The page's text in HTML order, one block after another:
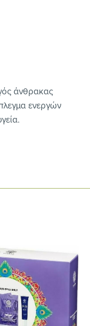
άνθρακας
ενεργών